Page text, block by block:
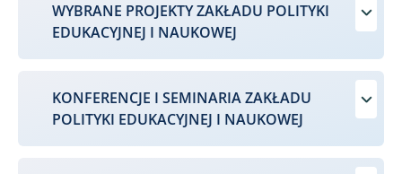
WYBRANE PROJEKTY ZAKŁADU POLITYKI
EDUKACYJNEJ I NAUKOWEJ
KONFERENCJE I SEMINARIA ZAKŁADU
POLITYKI EDUKACYJNEJ I NAUKOWEJ